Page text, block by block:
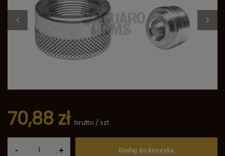
70,88 zł brutto / szt.
- + Dodaj do koszyka